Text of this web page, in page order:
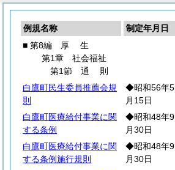
例規名称 制定年月日
■ 第8編 厚 生
第1章 社会福祉
第1節 通 則
白鷹町民生委員推薦会規
則
◆昭和56年5
月15日
白鷹町医療給付事業に関
する条例
◆昭和48年9
月30日
白鷹町医療給付事業に関
する条例施行規則
◆昭和48年9
月30日